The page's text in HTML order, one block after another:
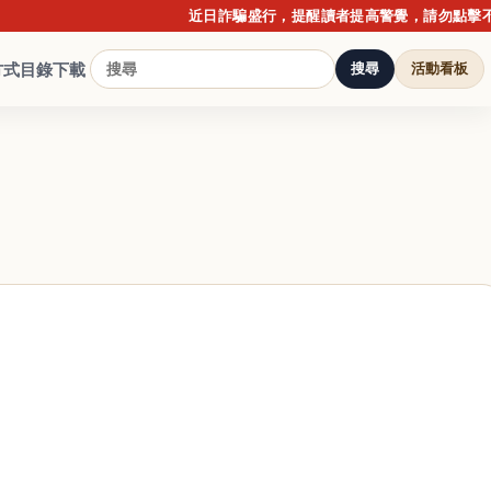
近日詐騙盛行，提醒讀者提高警覺，請勿點擊不明連
式目錄下載 搜尋 活動看板